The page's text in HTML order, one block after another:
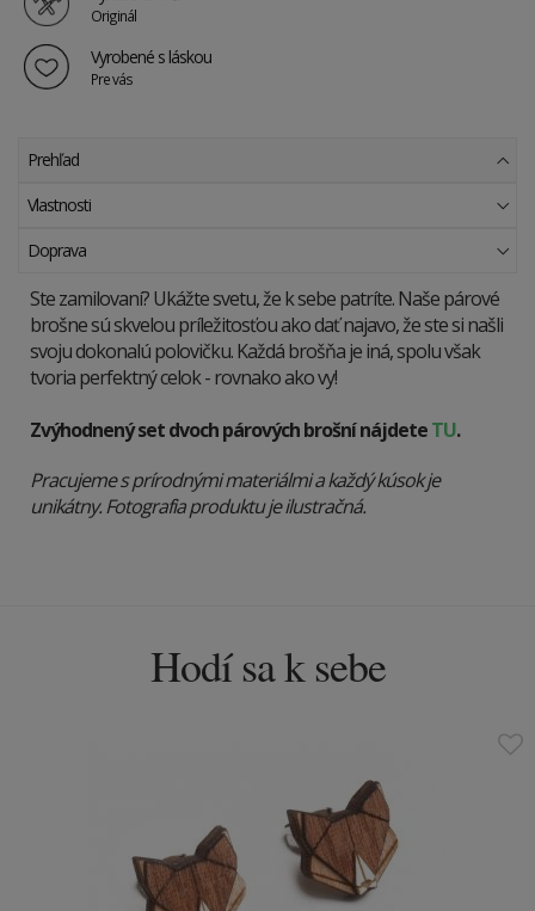
Originál
Vyrobené s láskou
Pre vás
Prehľad
Vlastnosti
Doprava
Ste zamilovaní? Ukážte svetu, že k sebe patríte. Naše párové
brošne sú skvelou príležitosťou ako dať najavo, že ste si našli
svoju dokonalú polovičku. Každá brošňa je iná, spolu však
tvoria perfektný celok - rovnako ako vy!
Zvýhodnený set dvoch párových brošní nájdeteTU.
Pracujeme s prírodnými materiálmi a každý kúsok je
unikátny. Fotografia produktu je ilustračná.
Hodí sa k sebe